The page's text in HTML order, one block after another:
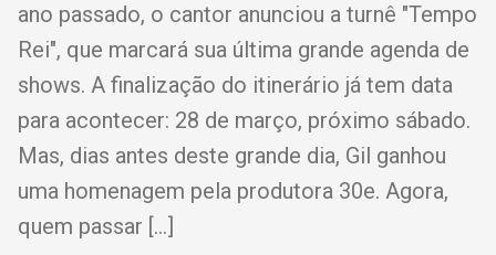
ano passado, o cantor anunciou a turnê "Tempo
Rei", que marcará sua última grande agenda de
shows. A finalização do itinerário já tem data
para acontecer: 28 de março, próximo sábado.
Mas, dias antes deste grande dia, Gil ganhou
uma homenagem pela produtora 30e. Agora,
quem passar […]